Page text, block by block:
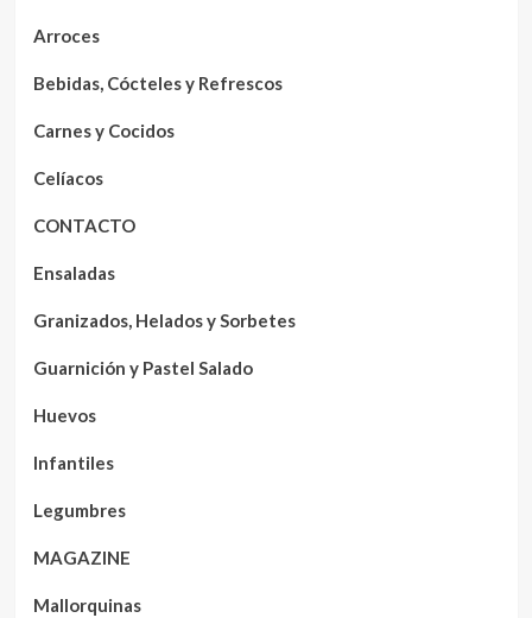
Arroces
Bebidas, Cócteles y Refrescos
Carnes y Cocidos
Celíacos
CONTACTO
Ensaladas
Granizados, Helados y Sorbetes
Guarnición y Pastel Salado
Huevos
Infantiles
Legumbres
MAGAZINE
Mallorquinas